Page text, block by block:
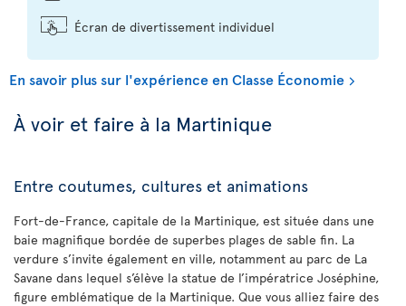
Écran de divertissement individuel
En savoir plus sur l'expérience en Classe Économie
À voir et faire à la Martinique
Entre coutumes, cultures et animations
Fort-de-France, capitale de la Martinique, est située dans une
baie magnifique bordée de superbes plages de sable fin. La
verdure s’invite également en ville, notamment au parc de La
Savane dans lequel s’élève la statue de l’impératrice Joséphine,
figure emblématique de la Martinique. Que vous alliez faire des